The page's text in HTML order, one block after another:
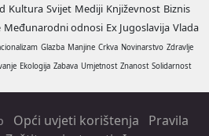
Kultura Svijet Mediji Književnost Biznis
Međunarodni odnosi Ex Jugoslavija Vlada
Glazba Manjine Crkva Novinarstvo Zdravlje
Ekologija Zabava Umjetnost Znanost Solidarnost
Opći uvjeti korištenja
Pravila